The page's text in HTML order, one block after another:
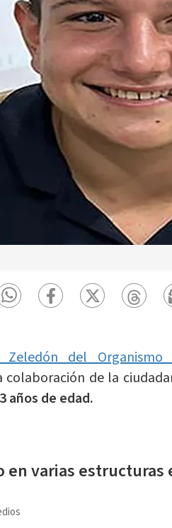
Zeledón del Organismo
de la
años de edad.
varias estructuras